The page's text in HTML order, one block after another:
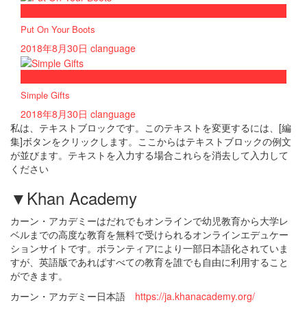
Put On Your Boots
2018年8月30日 clanguage
Simple Gifts
2018年8月30日 clanguage
私は、テキストブロックです。このテキストを変更するには、[編
集]ボタンをクリックします。ここからはテキストブロックの例文
が並びます。テキストを入力する場合これらを消去して入力して
ください
▼Khan Academy
カーン・アカデミーはだれでもオンラインで幼児教育から大学レ
ベルまでの高度な教育を無料で受けられるオンラインエデュケー
ションサイトです。ボランティアにより一部日本語化されていま
すが、英語版であればすべての教育を誰でも自由に利用すること
ができます。
カーン・アカデミー日本語 https://ja.khanacademy.org/